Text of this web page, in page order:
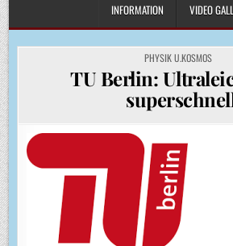
INFORMATION VIDEO
POSTED
IN
PHYSIK U.KOSMOS
TU Berlin: